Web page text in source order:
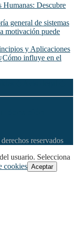
Humanas: Descubre
general de sistemas
motivación puede
y Aplicaciones
influye en el
reservados
cookies Aceptar